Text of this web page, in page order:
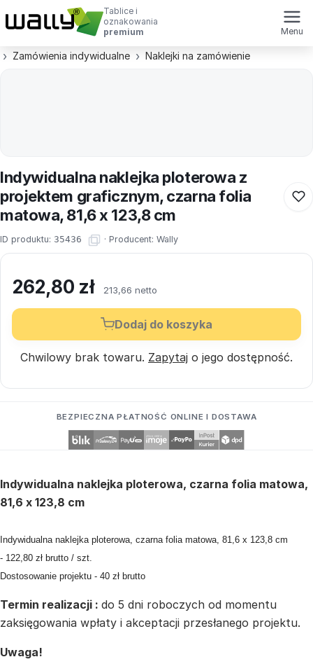
Tablice i
oznakowania
premium
Menu
Zamówienia indywidualne Naklejki na zamówienie
Indywidualna naklejka ploterowa z
projektem graficznym, czarna folia
matowa, 81,6 x 123,8 cm
ID produktu: 35436 · Producent: Wally
262,80 zł 213,66 netto
Dodaj do koszyka
Chwilowy brak towaru. Zapytaj o jego dostępność.
BEZPIECZNA PŁATNOŚĆ ONLINE I DOSTAWA
Indywidualna naklejka ploterowa, czarna folia matowa,
81,6 x 123,8 cm
Indywidualna naklejka ploterowa, czarna folia matowa, 81,6 x 123,8 cm
- 122,80 zł brutto / szt.
Dostosowanie projektu - 40 zł brutto
Termin realizacji : do 5 dni roboczych od momentu
zaksięgowania wpłaty i akceptacji przesłanego projektu.
Uwaga!